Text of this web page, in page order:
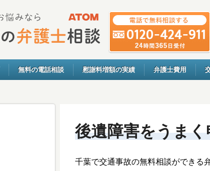
無料の電話相談 慰謝料増額の実績 弁護士費用
後遺障害をうま
千葉で交通事故の無料相談ができる